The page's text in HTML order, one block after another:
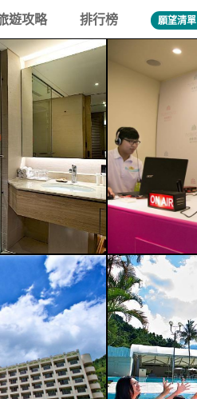
遊攻略 排行榜 願望清單